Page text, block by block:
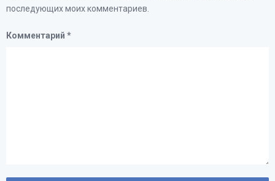
последующих моих комментариев.
Комментарий *